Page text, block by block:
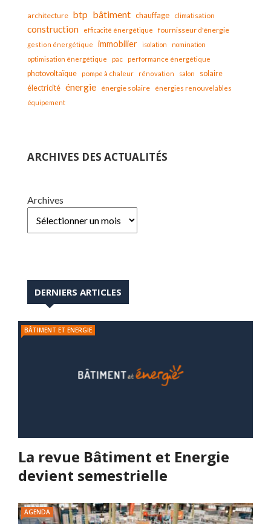
architecture btp bâtiment chauffage climatisation
construction efficacité énergétique fournisseur d'énergie
gestion énergétique immobilier isolation
nomination
optimisation énergétique
pac performance énergétique
photovoltaïque pompe à chaleur rénovation salon solaire
électricité énergie énergie solaire
énergies renouvelables
équipement
ARCHIVES DES ACTUALITÉS
Archives
DERNIERS ARTICLES
BÂTIMENT ET ENERGIE
La revue Bâtiment et Energie
devient semestrielle
AGENDA